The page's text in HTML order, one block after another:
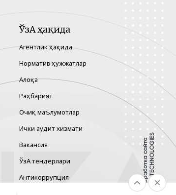
ЎзА ҳақида
Агентлик ҳақида
Норматив ҳужжатлар
Алоқа
Раҳбарият
Очиқ маълумотлар
Ички аудит хизмати
Вакансия
ЎзА тендерлари
Антикоррупция